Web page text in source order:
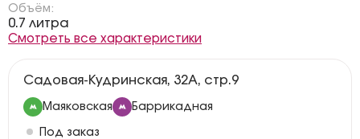
Объём:
0.7 литра
Смотреть все характеристики
Садовая-Кудринская, 32А, стр.9
Маяковская Баррикадная
Под заказ